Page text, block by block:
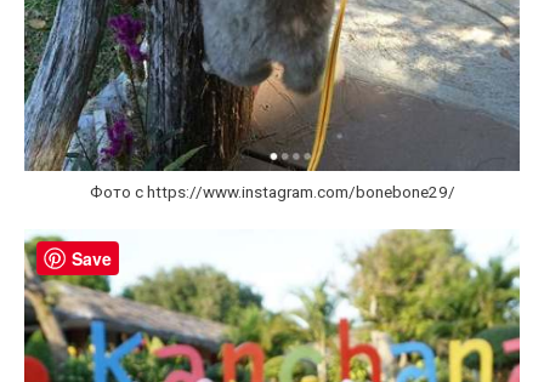
Фото с https://www.instagram.com/bonebone29/
Save